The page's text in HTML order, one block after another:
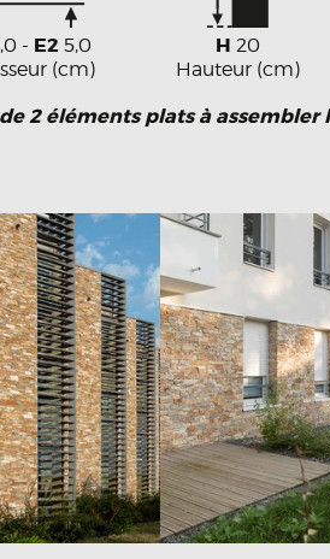
- E2 5,0
(cm)
H 20
Hauteur (cm)
2 éléments plats à assembler